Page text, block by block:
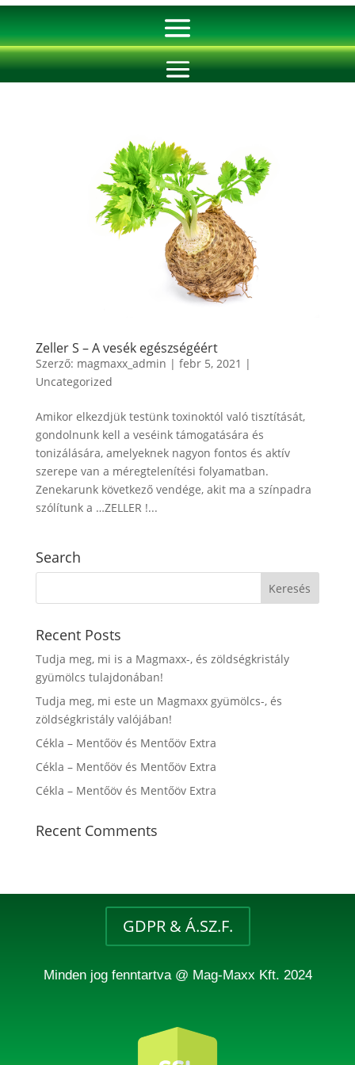
Zeller S – A vesék egészségéért
Szerző: magmaxx_admin | febr 5, 2021 |
Uncategorized
Amikor elkezdjük testünk toxinoktól való tisztítását,
gondolnunk kell a veséink támogatására és
tonizálására, amelyeknek nagyon fontos és aktív
szerepe van a méregtelenítési folyamatban.
Zenekarunk következő vendége, akit ma a színpadra
szólítunk a …ZELLER !...
Search
Recent Posts
Tudja meg, mi is a Magmaxx-, és zöldségkristály
gyümölcs tulajdonában!
Tudja meg, mi este un Magmaxx gyümölcs-, és
zöldségkristály valójában!
Cékla – Mentőöv és Mentőöv Extra
Cékla – Mentőöv és Mentőöv Extra
Cékla – Mentőöv és Mentőöv Extra
Recent Comments
GDPR & Á.SZ.F.
Minden jog fenntartva @ Mag-Maxx Kft. 2024